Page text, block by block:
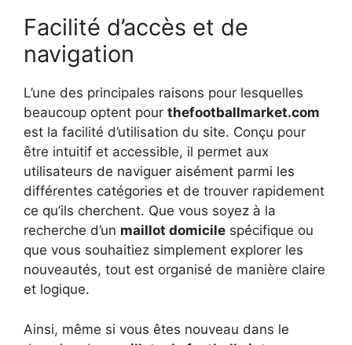
Facilité d’accès et de
navigation
L’une des principales raisons pour lesquelles
beaucoup optent pour thefootballmarket.com
est la facilité d’utilisation du site. Conçu pour
être intuitif et accessible, il permet aux
utilisateurs de naviguer aisément parmi les
différentes catégories et de trouver rapidement
ce qu’ils cherchent. Que vous soyez à la
recherche d’un maillot domicile spécifique ou
que vous souhaitiez simplement explorer les
nouveautés, tout est organisé de manière claire
et logique.
Ainsi, même si vous êtes nouveau dans le